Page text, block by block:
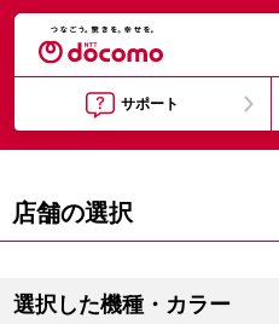
サポート
店舗の選択
選択した機種・カラー